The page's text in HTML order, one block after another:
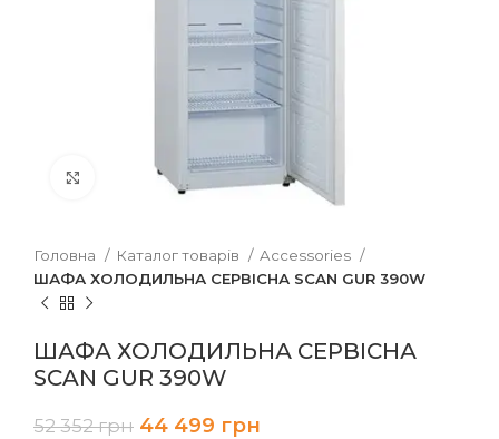
Клацніть, щоб збільшити
Головна Каталог товарів
Accessories
ШАФА ХОЛОДИЛЬНА СЕРВІСНА SCAN GUR 390W
ШАФА ХОЛОДИЛЬНА СЕРВІСНА
SCAN GUR 390W
52 352грн 44 499 грн